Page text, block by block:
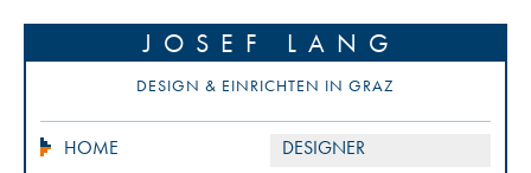
JOSEF LANG
DESIGN & EINRICHTEN IN GRAZ
HOME
DESIGNER